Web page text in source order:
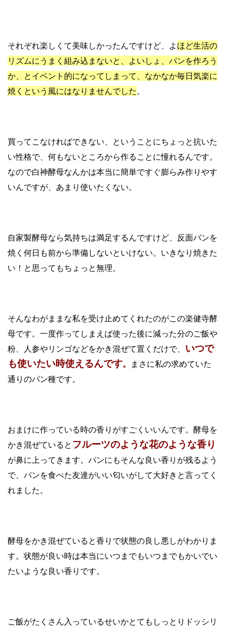
それぞれ楽しくて美味しかったんですけど、よ ほど生活の
リズムにうまく組み込まないと、よいしょ、パンを作ろう
か、とイベント的になってしまって、なかなか毎日気楽に
焼くという風にはなりませんでした 。
買ってこなければできない、ということにちょっと抗いた
い性格で、何もないところから作ることに憧れるんです。
なので白神酵母なんかは本当に簡単ですぐ膨らみ作りやす
いんですが、あまり使いたくない。
自家製酵母なら気持ちは満足するんですけど、反面パンを
焼く何日も前から準備しないといけない。いきなり焼きた
い！と思ってもちょっと無理。
そんなわがままな私を受け止めてくれたのがこの楽健寺酵
母です。一度作ってしまえば使った後に減った分のご飯や
粉、人参やリンゴなどをかき混ぜて置くだけで、 いつで
も使いたい時使えるんです。
まさに私の求めていた
通りのパン種です。
おまけに作っている時の香りがすごくいいんです。酵母を
かき混ぜていると フルーツのような花のような香り
が鼻に上ってきます。パンにもそんな良い香りが残るよう
で、パンを食べた友達がいい匂いがして大好きと言ってく
れました。
酵母をかき混ぜていると香りで状態の良し悪しがわかりま
す。状態が良い時は本当にいつまでもいつまでもかいでい
たいような良い香りです。
ご飯がたくさん入っているせいかとてもしっとりドッシリ